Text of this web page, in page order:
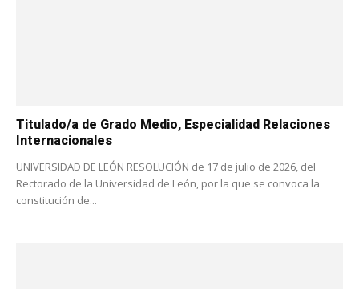
Titulado/a de Grado Medio, Especialidad Relaciones
Internacionales
UNIVERSIDAD DE LEÓN RESOLUCIÓN de 17 de julio de 2026, del
Rectorado de la Universidad de León, por la que se convoca la
constitución de...